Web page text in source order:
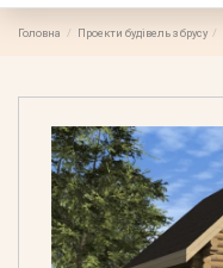
Головна Проекти будівель з брусу